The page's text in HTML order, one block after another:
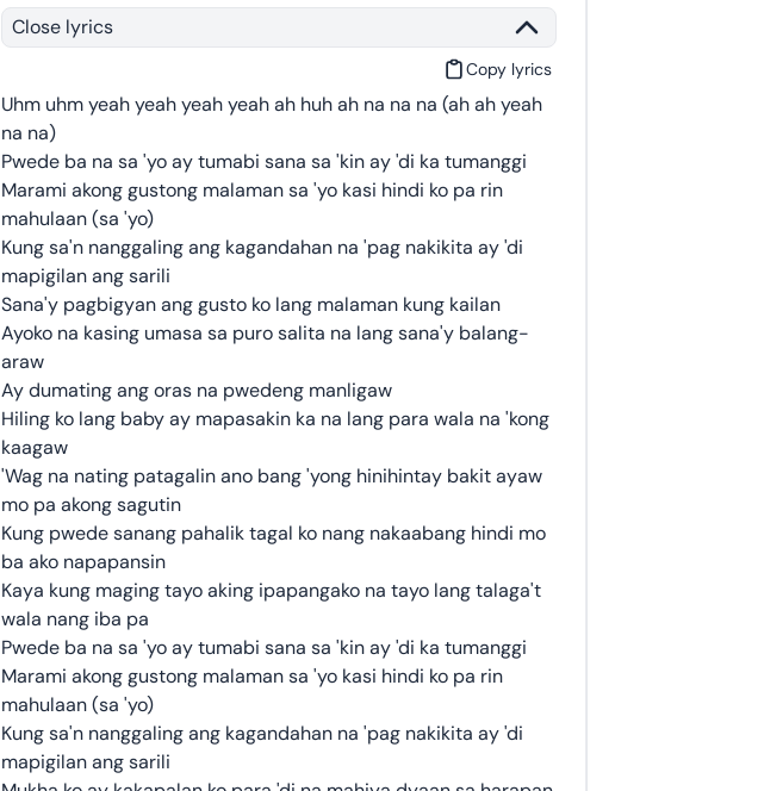
Close lyrics
Copy lyrics
Uhm uhm yeah yeah yeah yeah ah huh ah na na na (ah ah yeah
na na)
Pwede ba na sa 'yo ay tumabi sana sa 'kin ay 'di ka tumanggi
Marami akong gustong malaman sa 'yo kasi hindi ko pa rin
mahulaan (sa 'yo)
Kung sa'n nanggaling ang kagandahan na 'pag nakikita ay 'di
mapigilan ang sarili
Sana'y pagbigyan ang gusto ko lang malaman kung kailan
Ayoko na kasing umasa sa puro salita na lang sana'y balang-
araw
Ay dumating ang oras na pwedeng manligaw
Hiling ko lang baby ay mapasakin ka na lang para wala na 'kong
kaagaw
'Wag na nating patagalin ano bang 'yong hinihintay bakit ayaw
mo pa akong sagutin
Kung pwede sanang pahalik tagal ko nang nakaabang hindi mo
ba ako napapansin
Kaya kung maging tayo aking ipapangako na tayo lang talaga't
wala nang iba pa
Pwede ba na sa 'yo ay tumabi sana sa 'kin ay 'di ka tumanggi
Marami akong gustong malaman sa 'yo kasi hindi ko pa rin
mahulaan (sa 'yo)
Kung sa'n nanggaling ang kagandahan na 'pag nakikita ay 'di
mapigilan ang sarili